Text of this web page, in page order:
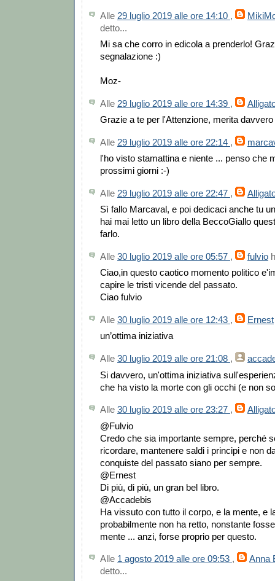
Alle 29 luglio 2019 alle ore 14:10 ,
detto...
Mi sa che corro in edicola a prenderlo!
segnalazione :)
Moz-
Alle 29 luglio 2019 alle ore 14:39 ,
Grazie a te per l'Attenzione, merita davvero
Alle 29 luglio 2019 alle ore 22:14 ,
l'ho visto stamattina e niente ... penso che
prossimi giorni :-)
Alle 29 luglio 2019 alle ore 22:47 ,
Sì fallo Marcaval, e poi dedicaci anche tu
hai mai letto un libro della BeccoGiallo
farlo.
Alle 30 luglio 2019 alle ore 05:57 , fulvio
Ciao,in questo caotico momento politico
capire le tristi vicende del passato.
Ciao fulvio
Alle 30 luglio 2019 alle ore 12:43 , Ernest
un’ottima iniziativa
Alle 30 luglio 2019 alle ore 21:08 ,
Si davvero, un'ottima iniziativa
che ha visto la morte con gli occhi (e non
Alle 30 luglio 2019 alle ore 23:27 ,
@Fulvio
Credo che sia importante sempre, perché
ricordare, mantenere saldi i principi e non
conquiste del passato siano per sempre.
@Ernest
Di più, di più, un gran bel libro.
@Accadebis
Ha vissuto con tutto il corpo, e la mente, e
probabilmente non ha retto, nonstante
mente ... anzi, forse proprio per questo.
Alle 1 agosto 2019 alle ore 09:53 ,
Anna
detto...